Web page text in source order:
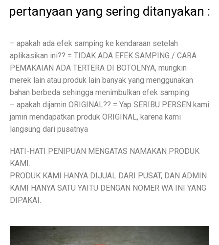
pertanyaan yang sering ditanyakan :
– apakah ada efek samping ke kendaraan setelah
aplikasikan ini?? = TIDAK ADA EFEK SAMPING / CARA
PEMAKAIAN ADA TERTERA DI BOTOLNYA, mungkin
merek lain atau produk lain banyak yang menggunakan
bahan berbeda sehingga menimbulkan efek samping.
– ⁠apakah dijamin ORIGINAL?? = Yap SERIBU PERSEN kami
jamin mendapatkan produk ORIGINAL, karena kami
langsung dari pusatnya
HATI-HATI PENIPUAN MENGATAS NAMAKAN PRODUK
KAMI.
PRODUK KAMI HANYA DIJUAL DARI PUSAT, DAN ADMIN
KAMI HANYA SATU YAITU DENGAN NOMER WA INI YANG
DIPAKAI.